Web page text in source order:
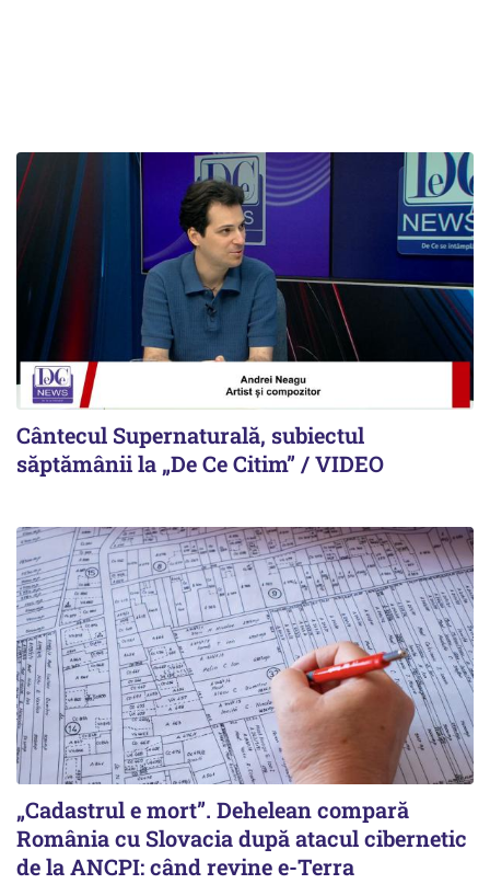
Cântecul Supernaturală, subiectul
săptămânii la „De Ce Citim” / VIDEO
„Cadastrul e mort”. Dehelean compară
România cu Slovacia după atacul cibernetic
de la ANCPI: când revine e-Terra